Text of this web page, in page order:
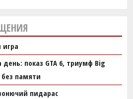
игра
показ GTA 6, триумф Big
без памяти
пидарас